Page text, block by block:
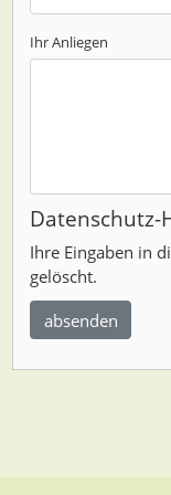
Ihr Anliegen
Datenschutz-
Ihre Eingaben in
gelöscht.